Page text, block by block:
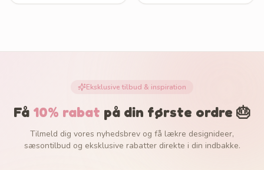
Eksklusive tilbud & inspiration
Få 10% rabat på din første ordre 🎂
Tilmeld dig vores nyhedsbrev og få lækre designideer,
sæsontilbud og eksklusive rabatter direkte i din indbakke.